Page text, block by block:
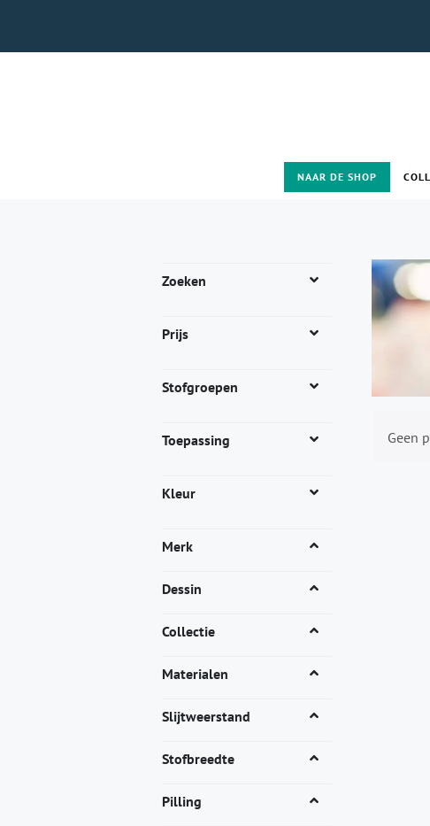
NAAR DE SHOP
Zoeken
Prijs
Stofgroepen
Toepassing
Kleur
Merk
Dessin
Collectie
Materialen
Slijtweerstand
Stofbreedte
Pilling
Geen